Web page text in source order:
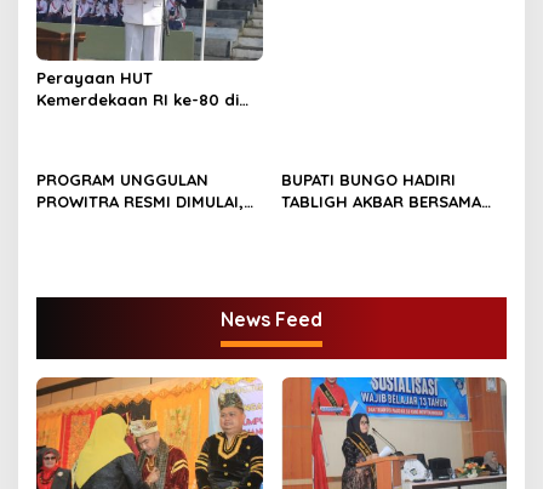
Perayaan HUT
Kemerdekaan RI ke-80 di
PROGRAM UNGGULAN
PROWITRA RESMI DIMULAI,
BUPATI BUNGO HADIRI
TABLIGH AKBAR BERSAMA
News Feed